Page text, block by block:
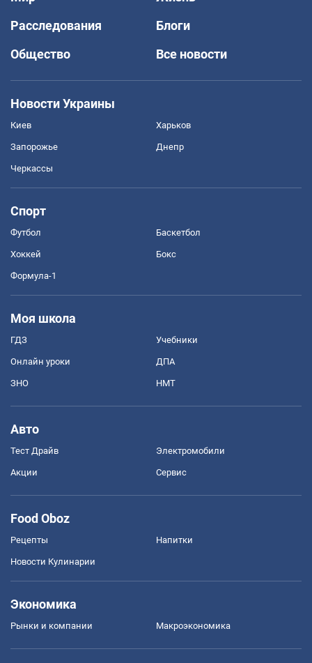
Расследования
Блоги
Общество
Все новости
Новости Украины
Киев Харьков
Запорожье Днепр
Черкассы
Спорт
Футбол Баскетбол
Хоккей Бокс
Формула-1
Моя школа
ГДЗ Учебники
Онлайн уроки ДПА
ЗНО НМТ
Авто
Тест Драйв Электромобили
Акции Сервис
Food Oboz
Рецепты Напитки
Новости Кулинарии
Экономика
Рынки и компании Mакроэкономика